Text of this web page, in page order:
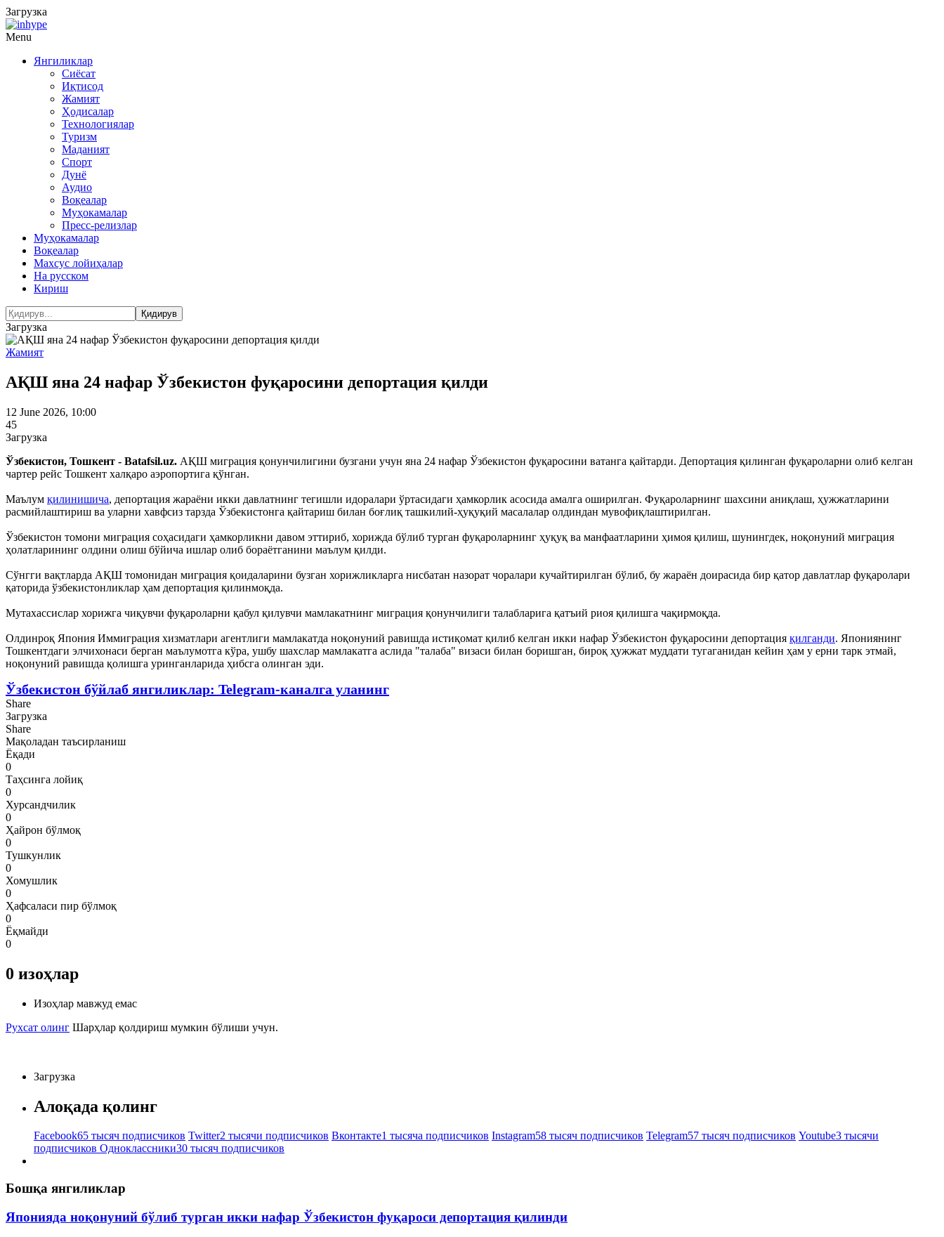
Загрузка
Menu
Янгиликлар
Сиёсат
Иқтисод
Жамият
Ҳодисалар
Технологиялар
Туризм
Маданият
Спорт
Дунё
Аудио
Воқеалар
Муҳокамалар
Пресс-релизлар
Муҳокамалар
Воқеалар
Махсус лойиҳалар
На русском
Кириш
Загрузка
Жамият
АҚШ яна 24 нафар Ўзбекистон фуқаросини депортация қилди
12 June 2026, 10:00
45
Загрузка
Ўзбекистон, Тошкент - Batafsil.uz. АҚШ миграция қонунчилигини бузгани учун яна 24 нафар Ўзбекистон фуқаросини ватанга қайтарди. Депортация қилинган фуқароларни олиб келган
чартер рейс Тошкент халқаро аэропортига қўнган.
Маълум қилинишича, депортация жараёни икки давлатнинг тегишли идоралари ўртасидаги ҳамкорлик асосида амалга оширилган. Фуқароларнинг шахсини аниқлаш, ҳужжатларини
расмийлаштириш ва уларни хавфсиз тарзда Ўзбекистонга қайтариш билан боғлиқ ташкилий-ҳуқуқий масалалар олдиндан мувофиқлаштирилган.
Ўзбекистон томони миграция соҳасидаги ҳамкорликни давом эттириб, хорижда бўлиб турган фуқароларнинг ҳуқуқ ва манфаатларини ҳимоя қилиш, шунингдек, ноқонуний миграция
ҳолатларининг олдини олиш бўйича ишлар олиб бораётганини маълум қилди.
Сўнгги вақтларда АҚШ томонидан миграция қоидаларини бузган хорижликларга нисбатан назорат чоралари кучайтирилган бўлиб, бу жараён доирасида бир қатор давлатлар фуқаролари
қаторида ўзбекистонликлар ҳам депортация қилинмоқда.
Мутахассислар хорижга чиқувчи фуқароларни қабул қилувчи мамлакатнинг миграция қонунчилиги талабларига қатъий риоя қилишга чақирмоқда.
Олдинроқ Япония Иммиграция хизматлари агентлиги мамлакатда ноқонуний равишда истиқомат қилиб келган икки нафар Ўзбекистон фуқаросини депортация қилганди. Япониянинг
Тошкентдаги элчихонаси берган маълумотга кўра, ушбу шахслар мамлакатга аслида "талаба" визаси билан боришган, бироқ ҳужжат муддати тугаганидан кейин ҳам у ерни тарк этмай,
ноқонуний равишда қолишга уринганларида ҳибсга олинган эди.
Ўзбекистон бўйлаб янгиликлар: Telegram-каналга уланинг
Share
Загрузка
Share
Мақоладан таъсирланиш
Ёқади
0
Таҳсинга лойиқ
0
Хурсандчилик
0
Ҳайрон бўлмоқ
0
Тушкунлик
0
Хомушлик
0
Ҳафсаласи пир бўлмоқ
0
Ёқмайди
0
0 изоҳлар
Изоҳлар мавжуд емас
Рухсат олинг Шарҳлар қолдириш мумкин бўлиши учун.
Загрузка
Алоқада қолинг
Facebook65 тысяч подписчиков Twitter2 тысячи подписчиков Вконтакте1 тысяча подписчиков Instagram58 тысяч подписчиков Telegram57 тысяч подписчиков Youtube3 тысячи
подписчиков Одноклассники30 тысяч подписчиков
Бошқа янгиликлар
Японияда ноқонуний бўлиб турган икки нафар Ўзбекистон фуқароси депортация қилинди